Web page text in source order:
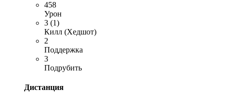
458
Урон
3 (1)
Килл (Хедшот)
2
Поддержка
3
Подрубить
Дистанция